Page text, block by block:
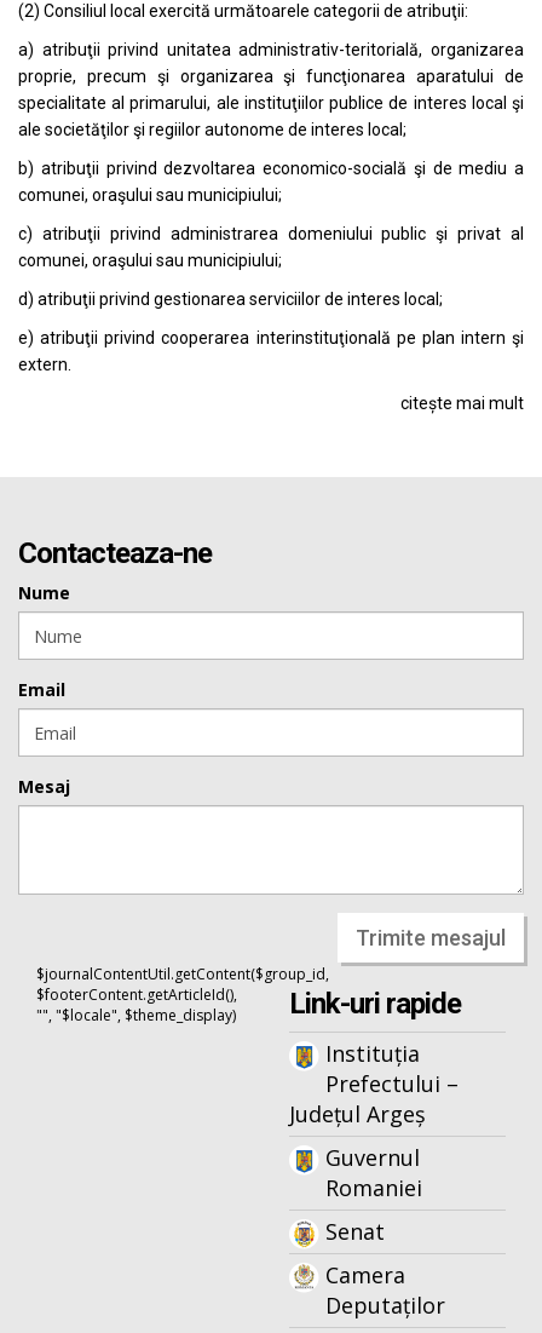
(2) Consiliul local exercită următoarele categorii de atribuţii:
a) atribuţii privind unitatea administrativ-teritorială, organizarea
proprie, precum şi organizarea şi funcţionarea aparatului de
specialitate al primarului, ale instituţiilor publice de interes local şi
ale societăţilor şi regiilor autonome de interes local;
b) atribuţii privind dezvoltarea economico-socială şi de mediu a
comunei, oraşului sau municipiului;
c) atribuţii privind administrarea domeniului public şi privat al
comunei, oraşului sau municipiului;
d) atribuţii privind gestionarea serviciilor de interes local;
e) atribuţii privind cooperarea interinstituţională pe plan intern şi
extern.
citește mai mult
Contacteaza-ne
Nume
Email
Mesaj
Trimite mesajul
$journalContentUtil.getContent($group_id,
$footerContent.getArticleId(),
"", "$locale", $theme_display)
Link-uri rapide
Instituția
Prefectului –
Județul Argeș
Guvernul
Romaniei
Senat
Camera
Deputaților